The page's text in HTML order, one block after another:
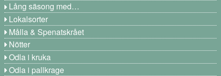
Lång säsong med…
Lokalsorter
Målla & Spenatskrået
Nötter
Odla i kruka
Odla i pallkrage